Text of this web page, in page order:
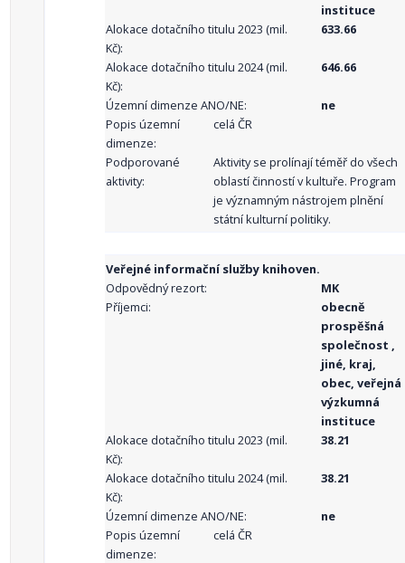
instituce
Alokace dotačního titulu 2023 (mil.
Kč):
633.66
Alokace dotačního titulu 2024 (mil.
Kč):
646.66
Územní dimenze ANO/NE:
ne
Popis územní
dimenze:
celá ČR
Podporované
aktivity:
Aktivity se prolínají téměř do všech
oblastí činností v kultuře. Program
je významným nástrojem plnění
státní kulturní politiky.
Veřejné informační služby knihoven.
Odpovědný rezort:
MK
Příjemci:
obecně
prospěšná
společnost ,
jiné, kraj,
obec, veřejná
výzkumná
instituce
Alokace dotačního titulu 2023 (mil.
Kč):
38.21
Alokace dotačního titulu 2024 (mil.
Kč):
38.21
Územní dimenze ANO/NE:
ne
Popis územní
dimenze:
celá ČR